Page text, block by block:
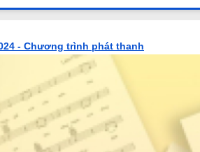
- Chương trình phát thanh